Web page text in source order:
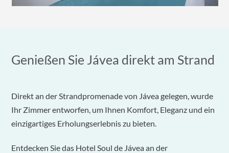
Genießen Sie Jávea direkt am Strand
Direkt an der Strandpromenade von Jávea gelegen, wurde
Ihr Zimmer entworfen, um Ihnen Komfort, Eleganz und ein
einzigartiges Erholungserlebnis zu bieten.
Entdecken Sie das Hotel Soul de Jávea an der